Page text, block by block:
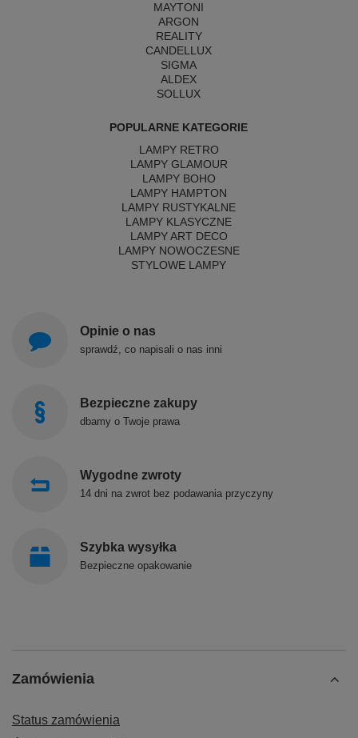
MAYTONI
ARGON
REALITY
CANDELLUX
SIGMA
ALDEX
SOLLUX
POPULARNE KATEGORIE
LAMPY RETRO
LAMPY GLAMOUR
LAMPY BOHO
LAMPY HAMPTON
LAMPY RUSTYKALNE
LAMPY KLASYCZNE
LAMPY ART DECO
LAMPY NOWOCZESNE
STYLOWE LAMPY
Opinie o nas
sprawdź, co napisali o nas inni
Bezpieczne zakupy
dbamy o Twoje prawa
Wygodne zwroty
14 dni na zwrot bez podawania przyczyny
Szybka wysyłka
Bezpieczne opakowanie
Zamówienia
Status zamówienia